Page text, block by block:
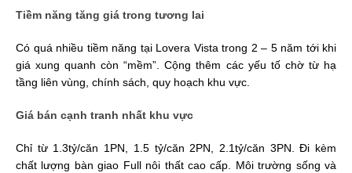
Tiềm năng tăng giá trong tương lai
Có quá nhiều tiềm năng tại Lovera Vista trong 2 – 5 năm tới khi
giá xung quanh còn “mềm”. Cộng thêm các yếu tố chờ từ hạ
tầng liên vùng, chính sách, quy hoạch khu vực.
Giá bán cạnh tranh nhất khu vực
Chỉ từ 1.3tỷ/căn 1PN, 1.5 tỷ/căn 2PN, 2.1tỷ/căn 3PN. Đi kèm
chất lượng bàn giao Full nôi thất cao cấp. Môi trường sống và